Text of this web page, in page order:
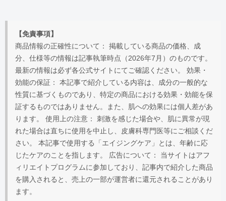
【免責事項】
商品情報の正確性について： 掲載している商品の価格、成
分、仕様等の情報は記事執筆時点（2026年7月）のものです。
最新の情報は必ず各公式サイトにてご確認ください。 効果・
効能の保証： 本記事で紹介している内容は、成分の一般的な
性質に基づくものであり、特定の商品における効果・効能を保
証するものではありません。また、肌への効果には個人差があ
ります。 使用上の注意： 刺激を感じた場合や、肌に異常が現
れた場合は直ちに使用を中止し、皮膚科専門医等にご相談くだ
さい。 本記事で使用する「エイジングケア」とは、年齢に応
じたケアのことを指します。 広告について： 当サイトはアフ
ィリエイトプログラムに参加しており、記事内で紹介した商品
を購入されると、売上の一部が運営者に還元されることがあり
ます。